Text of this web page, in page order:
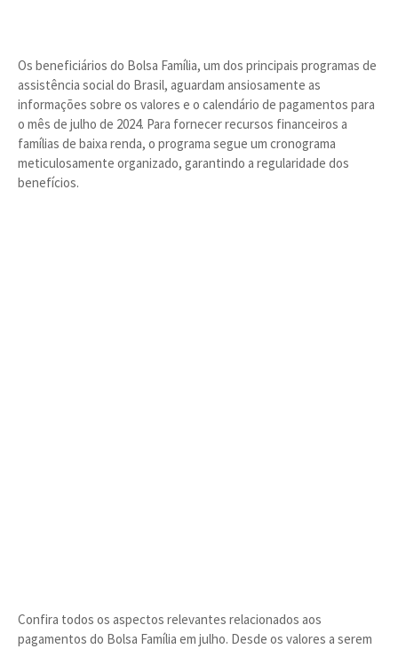
Os beneficiários do Bolsa Família, um dos principais programas de
assistência social do Brasil, aguardam ansiosamente as
informações sobre os valores e o calendário de pagamentos para
o mês de julho de 2024. Para fornecer recursos financeiros a
famílias de baixa renda, o programa segue um cronograma
meticulosamente organizado, garantindo a regularidade dos
benefícios.
Confira todos os aspectos relevantes relacionados aos
pagamentos do Bolsa Família em julho. Desde os valores a serem